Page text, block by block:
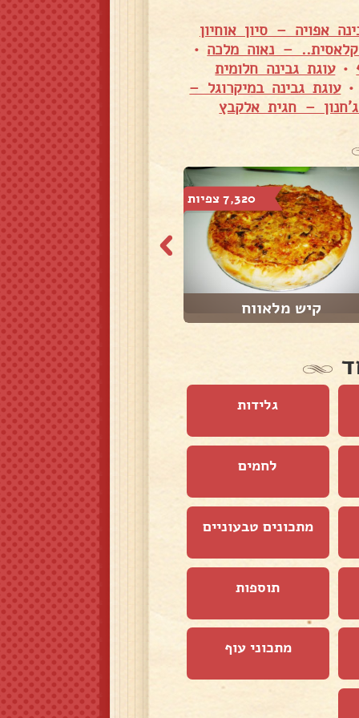
אפויה – סיון אוחיון
קלאסית.. – נאוה מלכה •
•עוגת גבינה חלומית
עוגת גבינה במיקרוגל –
– חגית אלקבץ
7,320 צפיות
קיש מלאווח
גלידות
לחמים
מתכונים טבעוניים
תוספות
מתכוני עוף